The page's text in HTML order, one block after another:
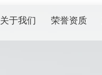
关于我们 荣誉资质